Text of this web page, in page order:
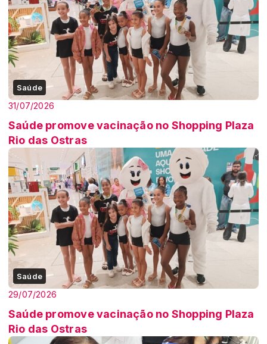
Saúde
31/07/2026
Saúde promove vacinação no Shopping Plaza
Rio das Ostras
Saúde
29/07/2026
Saúde promove vacinação no Shopping Plaza
Rio das Ostras